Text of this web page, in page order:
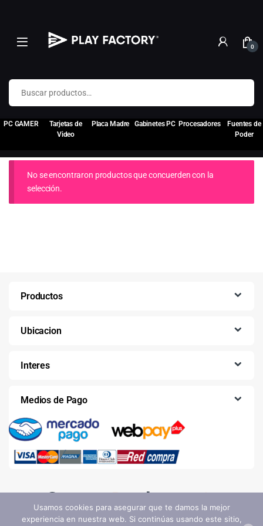
0
Buscar por:
PC GAMER
Tarjetas de
Video
Placa Madre Gabinetes PC Procesadores
Fuentes de
Poder
No se encontraron productos que concuerden con la
selección.
Productos
Ubicacion
Interes
Medios de Pago
Usamos cookies para asegurar que te damos la mejor
experiencia en nuestra web. Si continúas usando este sitio,